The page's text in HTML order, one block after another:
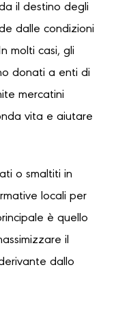
il destino degli
dalle condizioni
molti casi, gli
donati a enti di
mercatini
vita e aiutare
o smaltiti in
locali per
è quello
il
dallo